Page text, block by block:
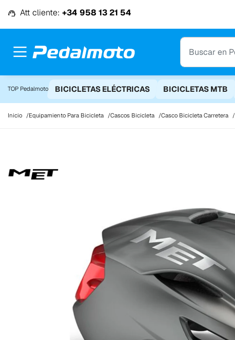
Att cliente: +34 958 13 21 54
TOP Pedalmoto BICICLETAS ELÉCTRICAS BICICLETAS MTB
Inicio Equipamiento Para Bicicleta Cascos Bicicleta Casco Bicicleta Carretera